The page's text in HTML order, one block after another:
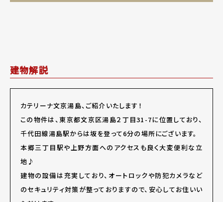
建物解説
カテリーナ文京湯島、ご紹介いたします！
この物件は、東京都文京区湯島２丁目31-7に位置しており、
千代田線湯島駅からは坂を登って6分の場所にございます。
本郷三丁目駅や上野方面へのアクセスも良く大変便利な立
地♪
建物の設備は充実しており、オートロックや防犯カメラなど
のセキュリティ対策が整っておりますので、安心してお住いい